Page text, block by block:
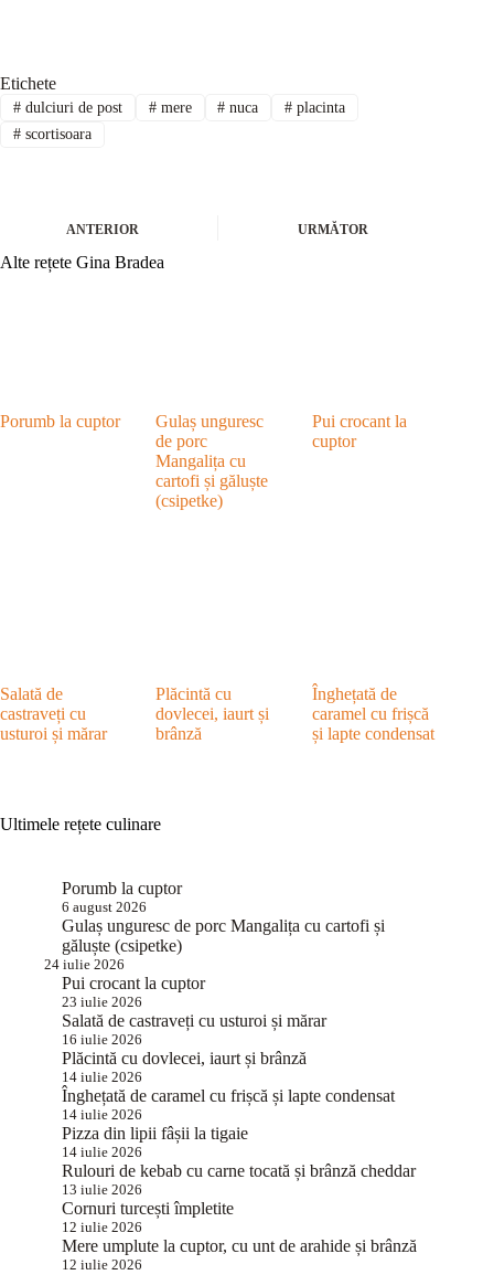
Etichete
#dulciuri de post #mere # nuca # placinta
#scortisoara
ANTERIOR URMĂTOR
Alte rețete Gina Bradea
Porumb la cuptor
Gulaș unguresc
de porc
Mangalița cu
cartofi și găluște
(csipetke)
Pui crocant la
cuptor
Salată de
castraveți cu
usturoi și mărar
Plăcintă cu
dovlecei, iaurt și
brânză
Înghețată de
caramel cu frișcă
și lapte condensat
Ultimele rețete culinare
Porumb la cuptor
6 august 2026
Gulaș unguresc de porc Mangalița cu cartofi și
găluște (csipetke)
24 iulie 2026
Pui crocant la cuptor
23 iulie 2026
Salată de castraveți cu usturoi și mărar
16 iulie 2026
Plăcintă cu dovlecei, iaurt și brânză
14 iulie 2026
Înghețată de caramel cu frișcă și lapte condensat
14 iulie 2026
Pizza din lipii fâșii la tigaie
14 iulie 2026
Rulouri de kebab cu carne tocată și brânză cheddar
13 iulie 2026
Cornuri turcești împletite
12 iulie 2026
Mere umplute la cuptor, cu unt de arahide și brânză
12 iulie 2026